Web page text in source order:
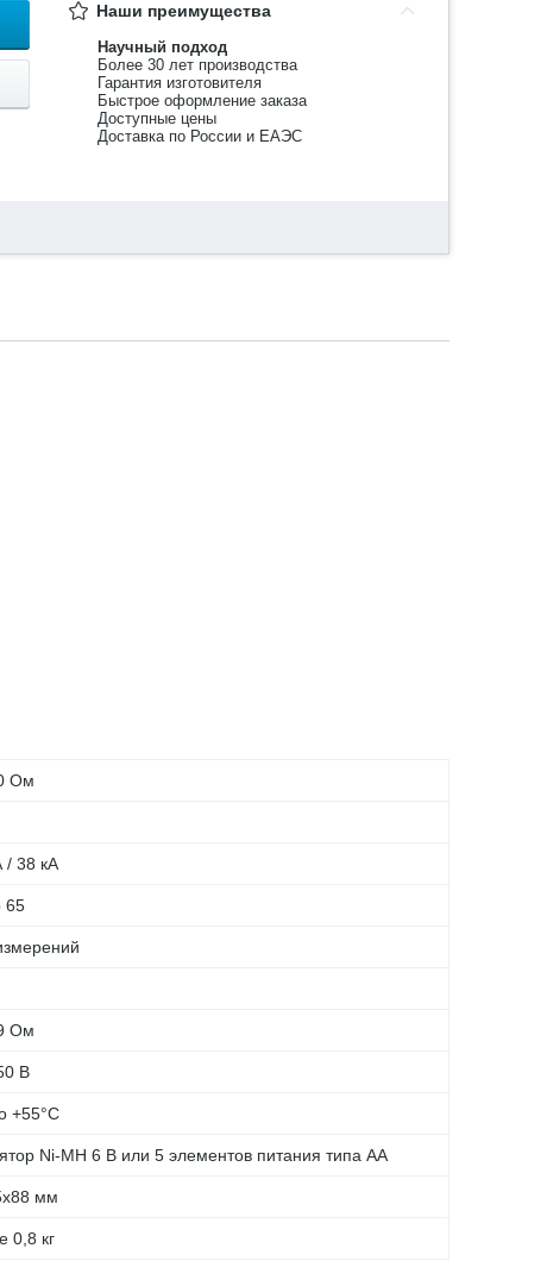
Наши преимущества
Научный подход
Более 30 лет производства
Гарантия изготовителя
Быстрое оформление заказа
Доступные цены
Доставка по России и ЕАЭС
Ом
/ 38 кА
65
Ом
В
+55°С
Ni-MH 6 В или 5 элементов питания типа АА
мм
0,8 кг